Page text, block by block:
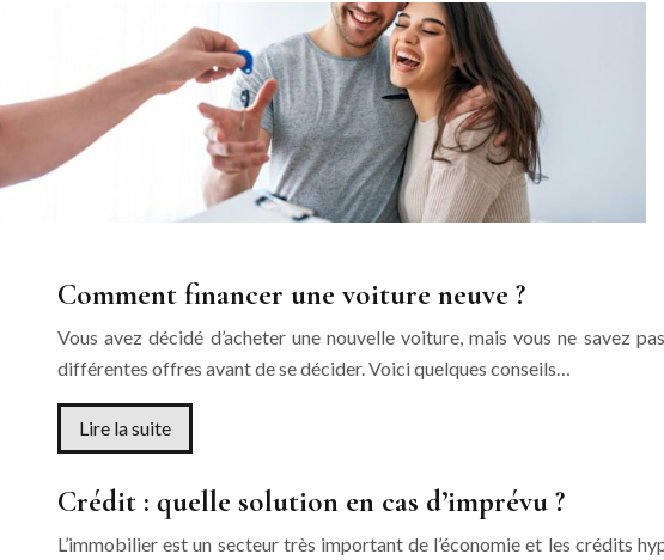
Comment financer une voiture neuve ?
Vous avez décidé d’acheter une nouvelle voiture, mais vous ne savez
différentes offres avant de se décider. Voici quelques conseils…
Lire la suite
Crédit : quelle solution en cas d’imprévu ?
L’immobilier est un secteur très important de l’économie et les crédits